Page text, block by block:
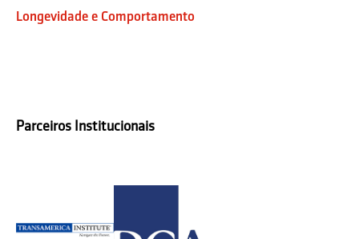
Longevidade e Comportamento
Parceiros Institucionais